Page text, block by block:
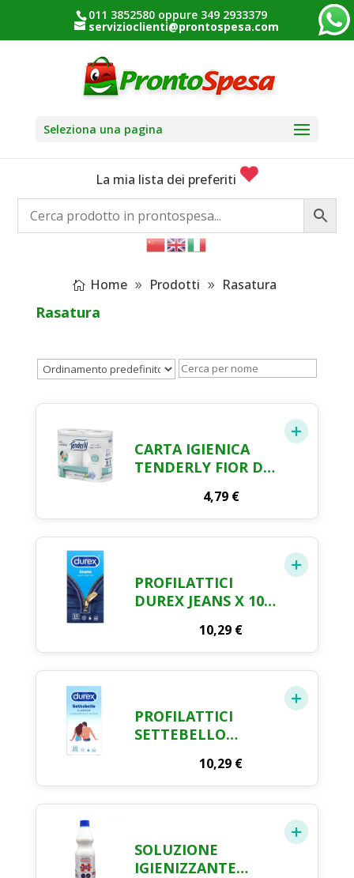
011 3852580 oppure 349 2933379
servizioclienti@prontospesa.com
Seleziona una pagina
La mia lista dei preferiti
Home Prodotti Rasatura
Rasatura
CARTA IGIENICA
TENDERLY FIOR DI
4,79 €
PROFILATTICI
DUREX JEANS X 10
10,29 €
PROFILATTICI
SETTEBELLO
10,29 €
SOLUZIONE
IGIENIZZANTE